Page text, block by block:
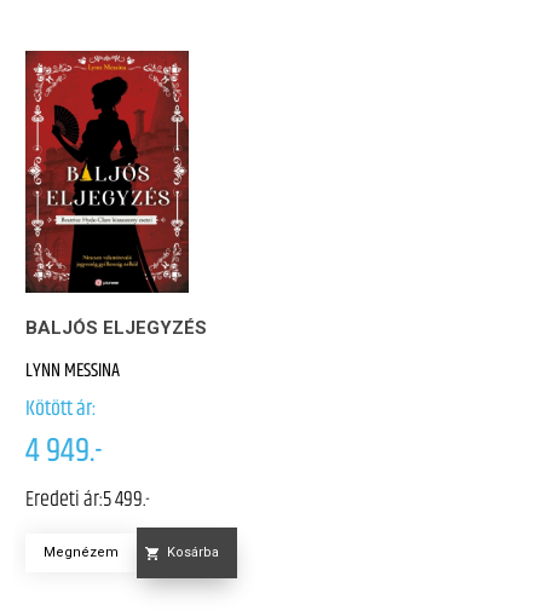
BALJÓS ELJEGYZÉS
LYNN MESSINA
Kötött ár:
4 949.-
Eredeti ár:5 499.-
Megnézem Kosárba